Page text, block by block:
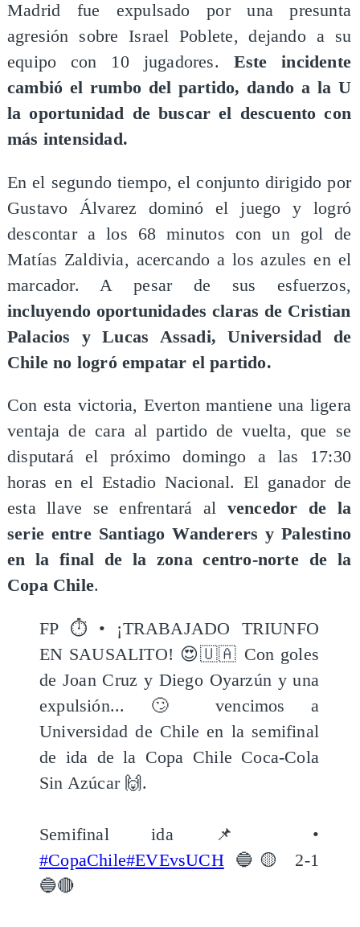
Madrid fue expulsado por una presunta
agresión sobre Israel Poblete, dejando a su
equipo con 10 jugadores. Este incidente
cambió el rumbo del partido, dando a la U
la oportunidad de buscar el descuento con
más intensidad.
En el segundo tiempo, el conjunto dirigido por
Gustavo Álvarez dominó el juego y logró
descontar a los 68 minutos con un gol de
Matías Zaldivia, acercando a los azules en el
marcador. A pesar de sus esfuerzos,
incluyendo oportunidades claras de Cristian
Palacios y Lucas Assadi, Universidad de
Chile no logró empatar el partido.
Con esta victoria, Everton mantiene una ligera
ventaja de cara al partido de vuelta, que se
disputará el próximo domingo a las 17:30
horas en el Estadio Nacional. El ganador de
esta llave se enfrentará al vencedor de la
serie entre Santiago Wanderers y Palestino
en la final de la zona centro-norte de la
Copa Chile.
FP ⏱️ • ¡TRABAJADO TRIUNFO
EN SAUSALITO! 😍🇺🇦 Con goles
de Joan Cruz y Diego Oyarzún y una
expulsión... 🙄 vencimos a
Universidad de Chile en la semifinal
de ida de la Copa Chile Coca-Cola
Sin Azúcar 🙌.
Semifinal ida 📌 •
#CopaChile#EVEvsUCH🔵🟡 2-1
🔵🔴